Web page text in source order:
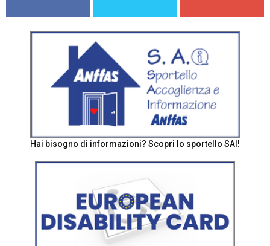
Hai bisogno di informazioni? Scopri lo sportello SAI!